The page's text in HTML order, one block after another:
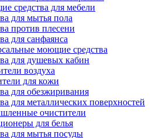
средства для мебели
для мытья пола
против плесени
для санфаянса
моющие средства
для душевых кабин
воздуха
для кожи
для обезжиривания
для металлических поверхностей
очистители
для белья
для мытья посуды